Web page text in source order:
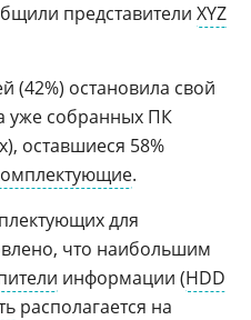
представители XYZ
(42%) остановила свой
уже собранных ПК
оставшиеся 58%
.
для
что наибольшим
информации (HDD
располагается на